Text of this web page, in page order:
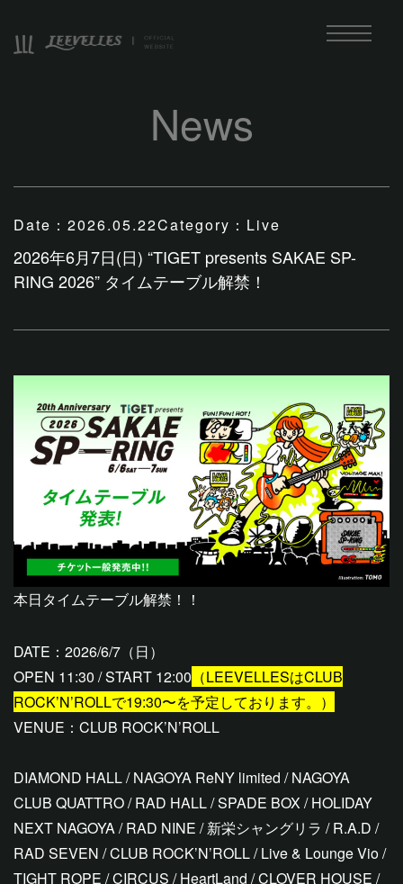
News
Date： 2026.05.22Category： Live
2026年6月7日(日) “TIGET presents SAKAE SP-
RING 2026” タイムテーブル解禁！
本日タイムテーブル解禁！！
DATE：2026/6/7（日）
OPEN 11:30 / START 12:00 （LEEVELLESはCLUB
ROCK’N’ROLLで19:30〜を予定しております。）
VENUE：CLUB ROCK’N’ROLL
DIAMOND HALL / NAGOYA ReNY limited / NAGOYA
CLUB QUATTRO / RAD HALL / SPADE BOX / HOLIDAY
NEXT NAGOYA / RAD NINE / 新栄シャングリラ / R.A.D /
RAD SEVEN / CLUB ROCK’N’ROLL / Live & Lounge Vio /
TIGHT ROPE / CIRCUS / HeartLand / CLOVER HOUSE /